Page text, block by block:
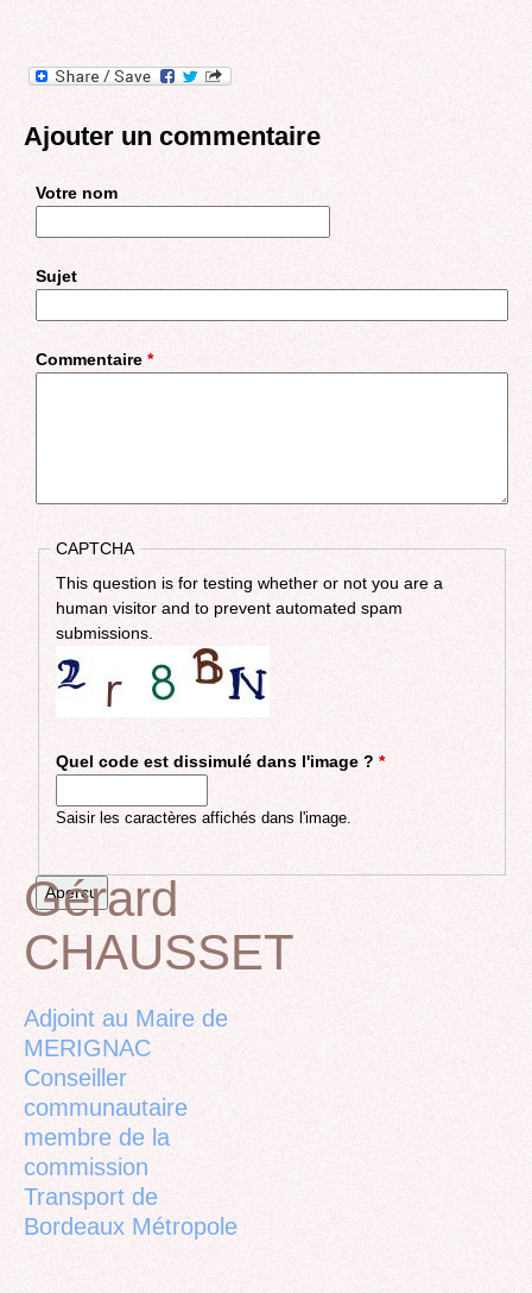
Ajouter un commentaire
Votre nom
Sujet
Commentaire *
CAPTCHA
This question is for testing whether or not you are a
human visitor and to prevent automated spam
submissions.
Quel code est dissimulé dans l'image ? *
Saisir les caractères affichés dans l'image.
Back
to
top
Gérard
CHAUSSET
Adjoint au Maire de
MERIGNAC
Conseiller
communautaire
membre de la
commission
Transport de
Bordeaux Métropole